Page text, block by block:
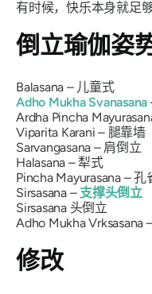
有时候，快乐本身就足够
倒立瑜伽姿
Balasana – 儿童式
Adho Mukha Svanasana
Ardha Pincha
Viparita Karani – 腿靠墙
Sarvangasana – 肩倒立
Halasana – 犁式
Pincha Mayurasana– 孔
Sirsasana– 支撑头倒立
Sirsasana头倒立
Adho Mukha Vrksasana
修改